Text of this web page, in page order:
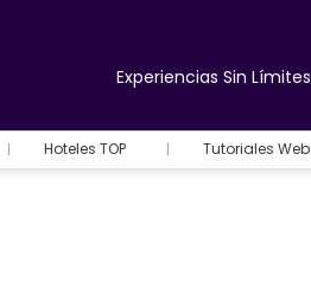
Experiencias Sin Límites
Hoteles TOP Tutoriales Web